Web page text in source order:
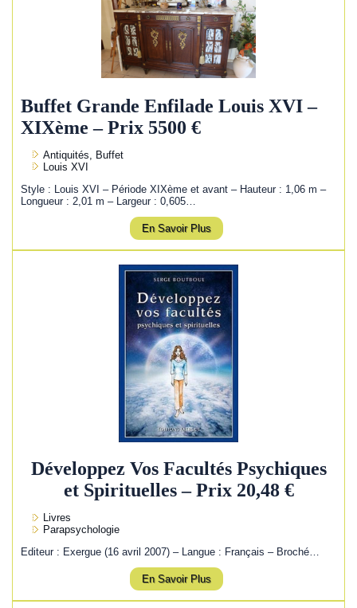
Buffet Grande Enfilade Louis XVI –
XIXème – Prix 5500 €
Antiquités, Buffet
Louis XVI
Style : Louis XVI – Période XIXème et avant – Hauteur : 1,06 m –
Longueur : 2,01 m – Largeur : 0,605…
En Savoir Plus
Développez Vos Facultés Psychiques
et Spirituelles – Prix 20,48 €
Livres
Parapsychologie
Editeur : Exergue (16 avril 2007) – Langue : Français – Broché…
En Savoir Plus